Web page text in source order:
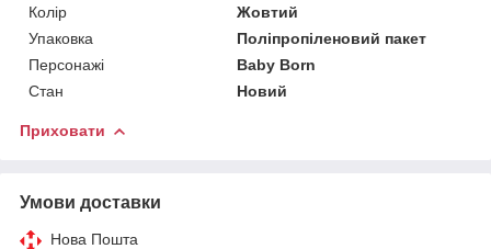
Колір
Жовтий
Упаковка
Поліпропіленовий пакет
Персонажі
Baby Born
Стан
Новий
Приховати
Умови доставки
Нова Пошта